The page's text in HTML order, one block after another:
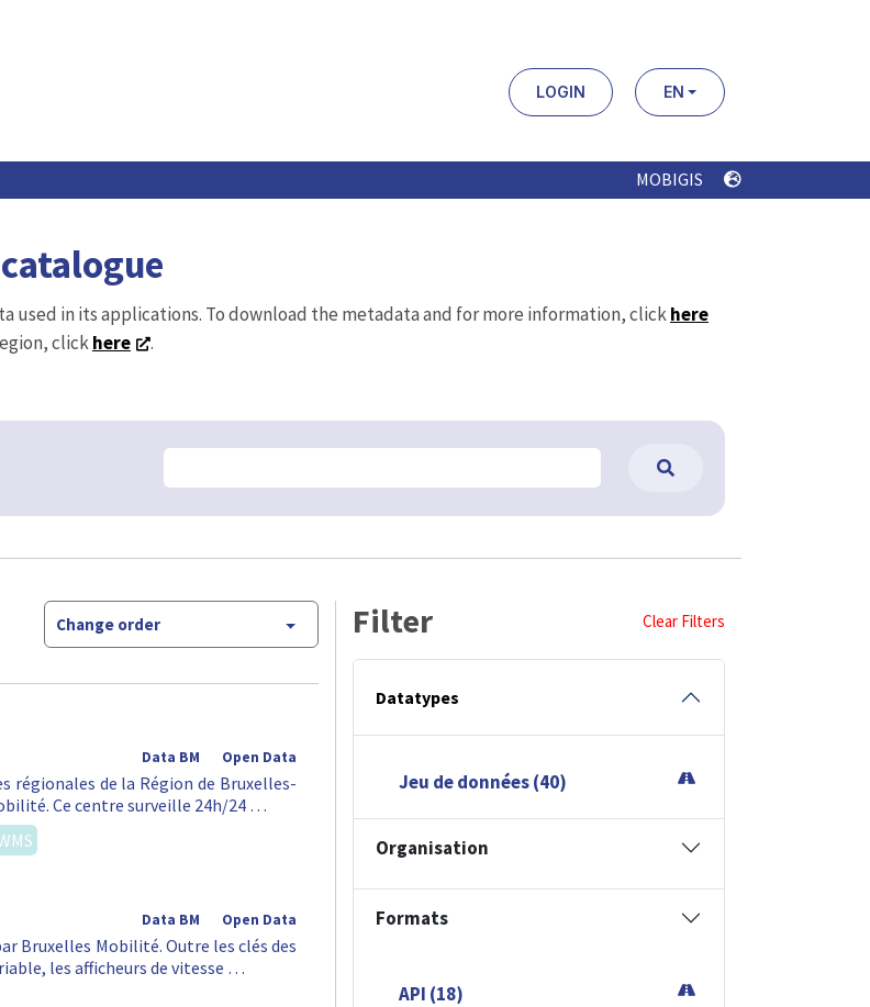
LOGIN EN
MOBIGIS
used in its applications. To download the metadata and for more information, clickhere
clickhere .
Change order
Open Data
Data BM
régionales de la Région de Bruxelles-
Ce centre surveille 24h/24 …
Open Data
Data BM
Bruxelles Mobilité. Outre les clés des
les afficheurs de vitesse …
Filter Clear Filters
Datatypes
Jeu de données (40)
Organisation
Formats
API (18)